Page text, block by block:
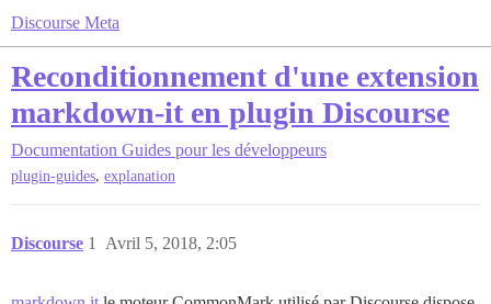
Discourse Meta
Reconditionnement d'une extension
markdown-it en plugin Discourse
Documentation Guides pour les développeurs
plugin-guides, explanation
Discourse Avril 5, 2018, 2:05
1